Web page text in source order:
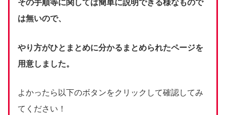
その手順等に関しては簡単に説明できる様なもので
は無いので、
やり方がひとまとめに分かるまとめられたページを
用意しました。
よかったら以下のボタンをクリックして確認してみ
てください！